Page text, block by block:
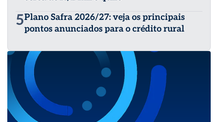
5Plano Safra 2026/27: veja os principais
pontos anunciados para o crédito rural